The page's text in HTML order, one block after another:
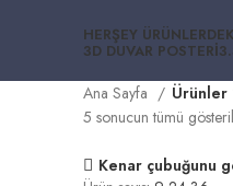
HERŞEY ÜRÜNLER
3D DUVAR POSTERI
Ana Sayfa
Ürünler
5 sonucun tümü
Kenar çubuğunu